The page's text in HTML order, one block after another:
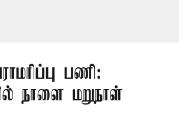
பணி:
நாளை மறுநாள்